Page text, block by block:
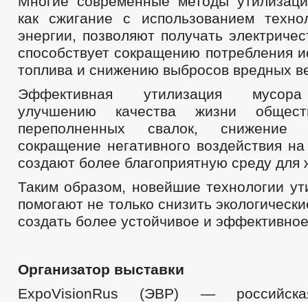
как сжигание с использованием
энергии, позволяют получать
способствует сокращению потребления
топлива и снижению выбросов вредных
Эффективная утилизация мусора
улучшению качества жизни
переполненных свалок, снижение
сокращение негативного воздействия
создают более благоприятную среду для
Таким образом, новейшие технологии
помогают не только снизить
создать более устойчивое и
Организатор выставки
ExpoVisionRus (ЭВР) —